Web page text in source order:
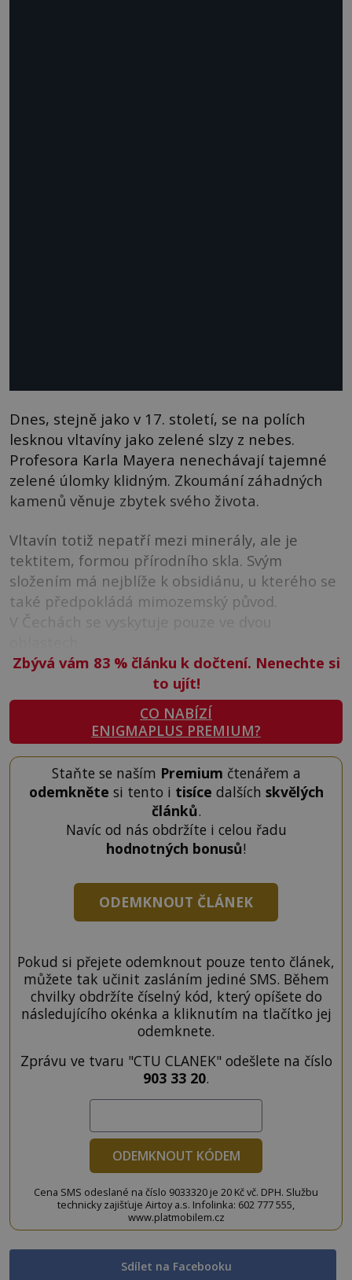
Dnes, stejně jako v 17. století, se na polích
lesknou vltavíny jako zelené slzy z nebes.
Profesora Karla Mayera nenechávají tajemné
zelené úlomky klidným. Zkoumání záhadných
kamenů věnuje zbytek svého života.
Vltavín totiž nepatří mezi minerály, ale je
tektitem, formou přírodního skla. Svým
složením má nejblíže k obsidiánu, u kterého se
také předpokládá mimozemský původ.
V Čechách se vyskytuje pouze ve dvou
Zbývá vám 83 %článku k dočtení. Nenechte si
to ujít!
CO NABÍZÍ
ENIGMAPLUS PREMIUM?
Staňte se naším Premium čtenářem a
odemkněte si tento i tisíce dalších skvělých
článků.
Navíc od nás obdržíte i celou řadu
hodnotných bonusů!
ODEMKNOUT ČLÁNEK
Pokud si přejete odemknout pouze tento článek,
můžete tak učinit zasláním jediné SMS. Během
chvilky obdržíte číselný kód, který opíšete do
následujícího okénka a kliknutím na tlačítko jej
odemknete.
Zprávu ve tvaru "CTU CLANEK" odešlete na číslo
903 33 20.
ODEMKNOUT KÓDEM
Cena SMS odeslané na číslo 9033320 je 20 Kč vč. DPH. Službu
technicky zajišťuje Airtoy a.s. Infolinka: 602 777 555,
www.platmobilem.cz
Sdílet na Facebooku